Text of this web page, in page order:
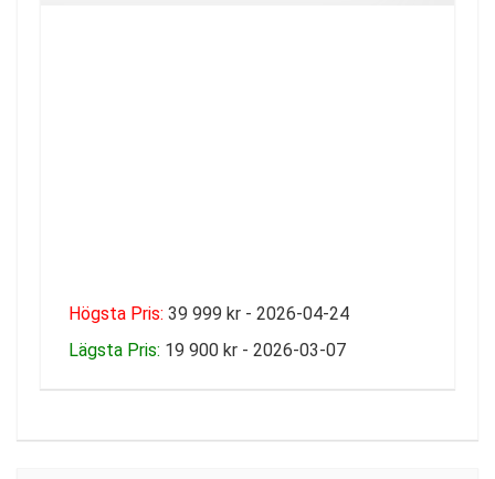
Högsta Pris: 39 999 kr - 2026-04-24
Lägsta Pris: 19 900 kr - 2026-03-07